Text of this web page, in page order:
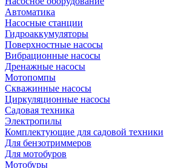
Автоматика
Насосные станции
Гидроаккумуляторы
Поверхностные насосы
Вибрационные насосы
Дренажные насосы
Мотопомпы
Скважинные насосы
Циркуляционные насосы
Садовая техника
Электропилы
Комплектующие для садовой техники
Для бензотриммеров
Для мотобуров
Мотобуры